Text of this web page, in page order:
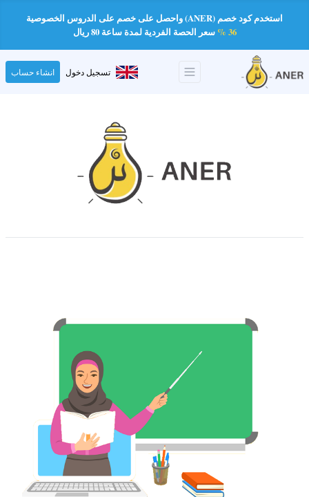
استخدم كود خصم (ANER) واحصل على خصم على الدروس الخصوصية
36 %
سعر الحصة الفردية لمدة ساعة 80 ريال
تسجيل دخول انشاء حساب